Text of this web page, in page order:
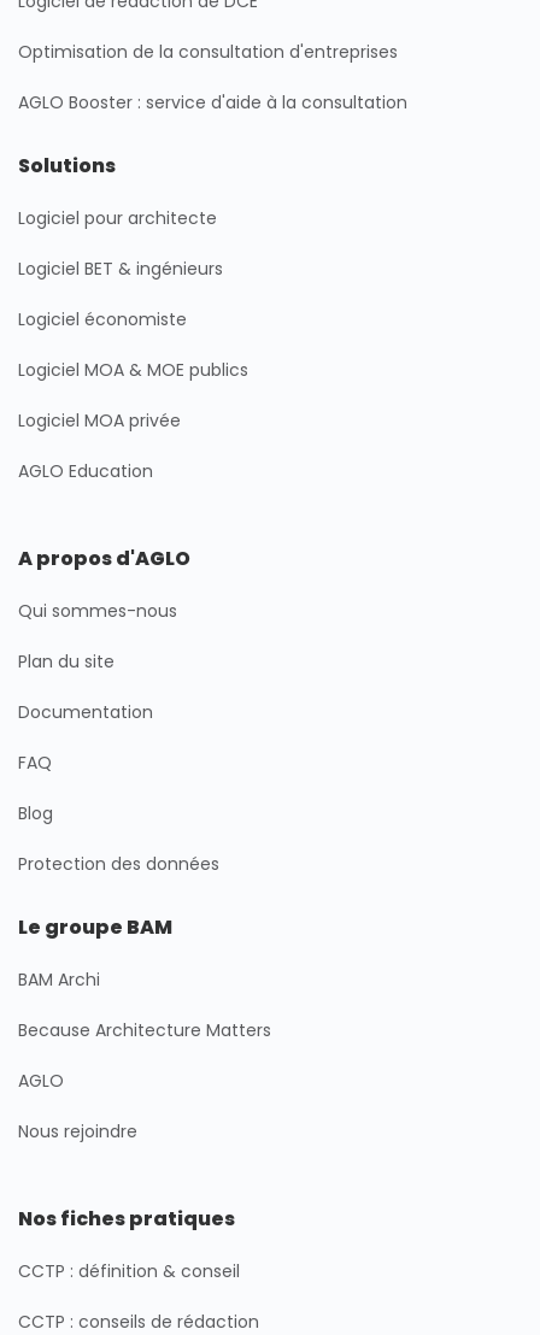
n
a
k
Optimisation de la consultation d'entreprises
AGLO Booster : service d'aide à la consultation
Solutions
Logiciel pour architecte
Logiciel BET & ingénieurs
Logiciel économiste
Logiciel MOA & MOE publics
Logiciel MOA privée
AGLO Education
A propos d'AGLO
Qui sommes-nous
Plan du site
Documentation
FAQ
Blog
Protection des données
Le groupe BAM
BAM Archi
Because Architecture Matters
AGLO
Nous rejoindre
Nos fiches pratiques
CCTP : définition & conseil
CCTP : conseils de rédaction